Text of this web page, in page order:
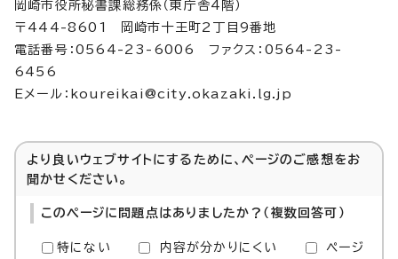
岡崎市役所秘書課総務係（東庁舎4階）
〒444-8601 岡崎市十王町2丁目9番地
電話番号：0564-23-6006 ファクス：0564-23-
6456
Eメール：koureikai@city.okazaki.lg.jp
より良いウェブサイトにするために、ページのご感想をお
聞かせください。
このページに問題点はありましたか？（複数回答可）
特にない 内容が分かりにくい
ページ